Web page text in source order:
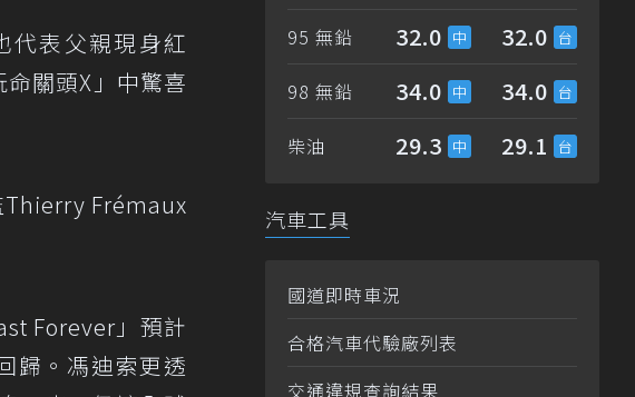
代表父親現身紅
關頭X」中驚喜
Thierry Frémaux
Forever」預計
歸。馮迪索更透
95 無鉛 32.0 32.0
98 無鉛 34.0 34.0
柴油 29.3 29.1
汽車工具
國道即時車況
合格汽車代驗廠列表
交通違規查詢結果